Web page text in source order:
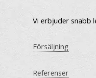
Vi erbjuder snabb
Försäljning
Referenser